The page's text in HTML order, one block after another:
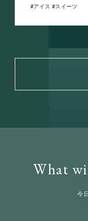
アイス スイーツ
What
今